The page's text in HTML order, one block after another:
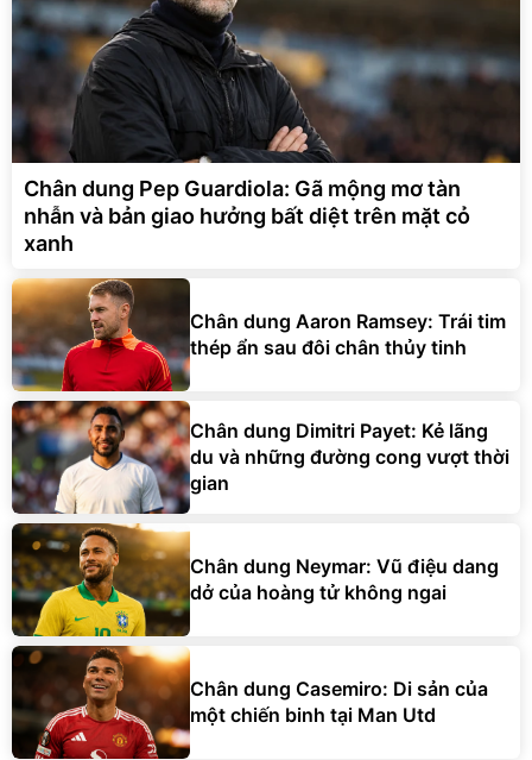
Chân dung Pep Guardiola: Gã mộng mơ tàn
nhẫn và bản giao hưởng bất diệt trên mặt cỏ
xanh
Chân dung Aaron Ramsey: Trái tim
thép ẩn sau đôi chân thủy tinh
Chân dung Dimitri Payet: Kẻ lãng
du và những đường cong vượt thời
gian
Chân dung Neymar: Vũ điệu dang
dở của hoàng tử không ngai
Chân dung Casemiro: Di sản của
một chiến binh tại Man Utd